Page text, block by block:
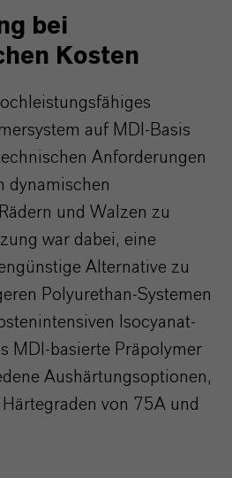
bei
Kosten
auf MDI-Basis
Anforderungen
dynamischen
und Walzen zu
war dabei, eine
Alternative zu
Polyurethan-Systemen
Isocyanat-
MDI-basierte Präpolymer
Aushärtungsoptionen,
von 75A und